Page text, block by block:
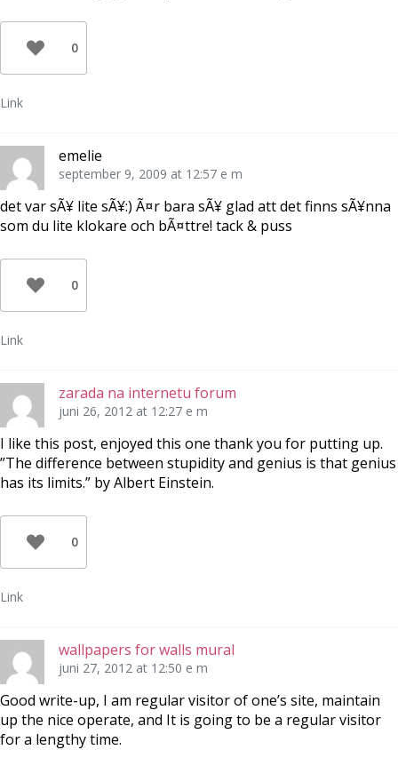
0
Link
emelie
september 9, 2009 at 12:57 e m
det var sÃ¥ lite sÃ¥:) Ã¤r bara sÃ¥ glad att det finns sÃ¥nna
som du lite klokare och bÃ¤ttre! tack & puss
0
Link
zarada na internetu forum
juni 26, 2012 at 12:27 e m
I like this post, enjoyed this one thank you for putting up.
”The difference between stupidity and genius is that genius
has its limits.” by Albert Einstein.
0
Link
wallpapers for walls mural
juni 27, 2012 at 12:50 e m
Good write-up, I am regular visitor of one’s site, maintain
up the nice operate, and It is going to be a regular visitor
for a lengthy time.